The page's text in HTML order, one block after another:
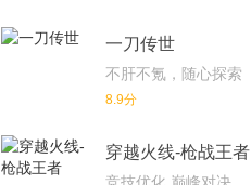
一刀传世
不肝不氪，随心探索
8.9分
穿越火线-枪战王者